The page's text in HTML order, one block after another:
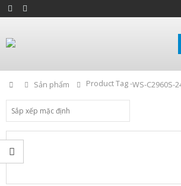
Home
Sản phẩm Product Tag -WS-C2960S-